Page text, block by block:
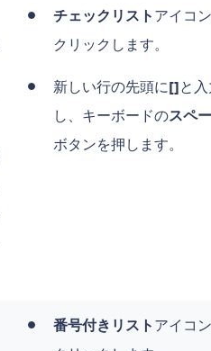
チェックリストアイコ
クリックします。
新しい行の先頭に[]と
し、キーボードのスペ
ボタンを押します。
番号付きリストアイコ